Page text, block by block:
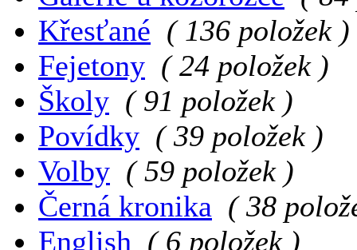
Křesťané ( 136 položek )
Fejetony ( 24 položek )
Školy ( 91 položek )
Povídky ( 39 položek )
Volby ( 59 položek )
Černá kronika ( 38
English ( 6 položek )